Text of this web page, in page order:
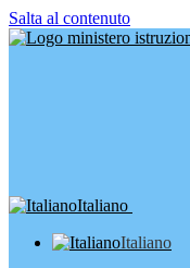
Salta al contenuto
Italiano
Italiano